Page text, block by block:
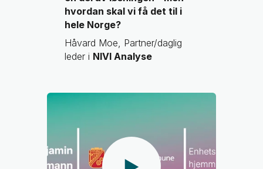
hvordan skal vi få det til i
hele Norge?
Håvard Moe, Partner/daglig
leder i NIVI Analyse